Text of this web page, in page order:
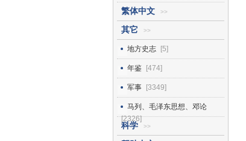
繁体中文 >>
其它 >>
地方史志 [5]
年鉴 [474]
军事 [3349]
马列、毛泽东思想、邓论
[2326]
科学 >>